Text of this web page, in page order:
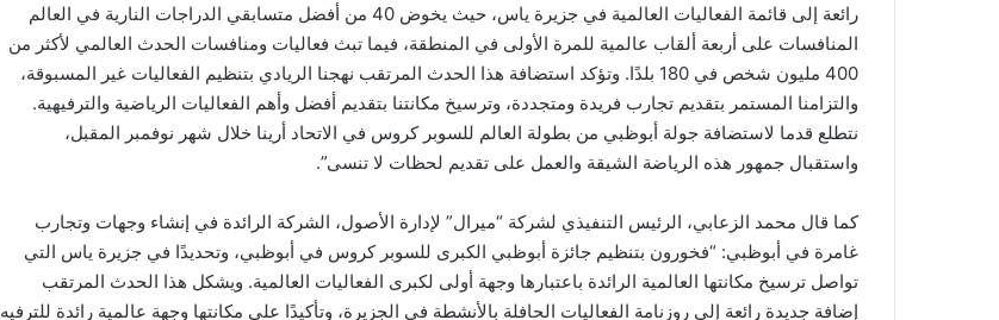
رائعة إلى قائمة الفعاليات العالمية في جزيرة ياس، حيث يخوض 40 من أفضل متسابقي الدراجات النارية في العالم
المنافسات على أربعة ألقاب عالمية للمرة الأولى في المنطقة، فيما تبث فعاليات ومنافسات الحدث العالمي لأكثر من
400 مليون شخص في 180 بلدًا. وتؤكد استضافة هذا الحدث المرتقب نهجنا الريادي بتنظيم الفعاليات غير المسبوقة،
والتزامنا المستمر بتقديم تجارب فريدة ومتجددة، وترسيخ مكانتنا بتقديم أفضل وأهم الفعاليات الرياضية والترفيهية.
نتطلع قدما لاستضافة جولة أبوظبي من بطولة العالم للسوبر كروس في الاتحاد أرينا خلال شهر نوفمبر المقبل،
واستقبال جمهور هذه الرياضة الشيقة والعمل على تقديم لحظات لا تنسى”.
كما قال محمد الزعابي، الرئيس التنفيذي لشركة “ميرال” لإدارة الأصول، الشركة الرائدة في إنشاء وجهات وتجارب
غامرة في أبوظبي: “فخورون بتنظيم جائزة أبوظبي الكبرى للسوبر كروس في أبوظبي، وتحديدًا في جزيرة ياس التي
تواصل ترسيخ مكانتها العالمية الرائدة باعتبارها وجهة أولى لكبرى الفعاليات العالمية. ويشكل هذا الحدث المرتقب
إضافة جديدة رائعة إلى روزنامة الفعاليات الحافلة بالأنشطة في الجزيرة، وتأكيدًا على مكانتها وجهة عالمية رائدة للترفيه